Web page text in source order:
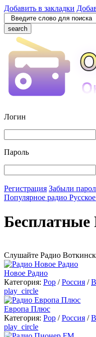
Добавить в закладки
search
Логин
Пароль
Регистрация Забыли
Популярное радио
Бесплатные
Cлушайте Радио
Новое Радио
Категория: Pop /Россия /
play_circle
Европа Плюс
Категория: Pop /Россия /
play_circle